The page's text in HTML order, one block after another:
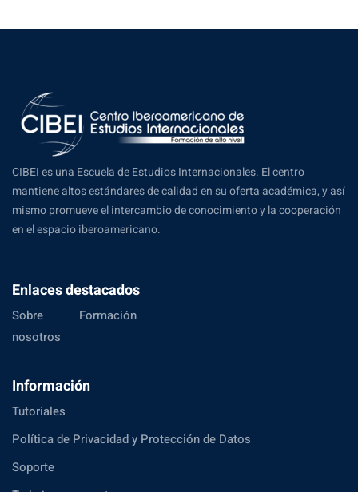
CIBEI es una Escuela de Estudios Internacionales. El centro
mantiene altos estándares de calidad en su oferta académica, y así
mismo promueve el intercambio de conocimiento y la cooperación
en el espacio iberoamericano.
Enlaces destacados
Sobre
nosotros
Formación
Información
Tutoriales
Política de Privacidad y Protección de Datos
Soporte